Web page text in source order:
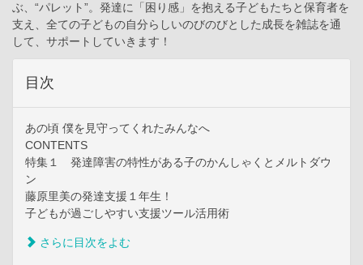
ぶ、“パレット”。発達に「困り感」を抱える子どもたちと保育者を
支え、全ての子どもの自分らしいのびのびとした成長を雑誌を通
して、サポートしていきます！
目次
あの頃 僕を見守ってくれたみんなへ
CONTENTS
特集１ 発達障害の特性がある子のかんしゃくとメルトダウ
ン
藤原里美の発達支援１年生！
子どもが過ごしやすい支援ツール活用術
さらに目次をよむ